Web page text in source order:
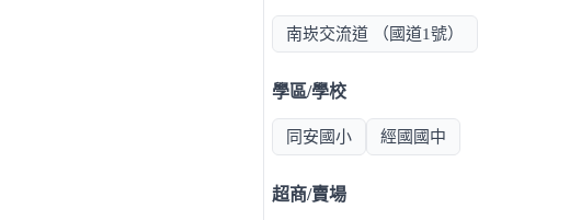
南崁交流道 （國道1號）
學區/學校
同安國小 經國國中
超商/賣場